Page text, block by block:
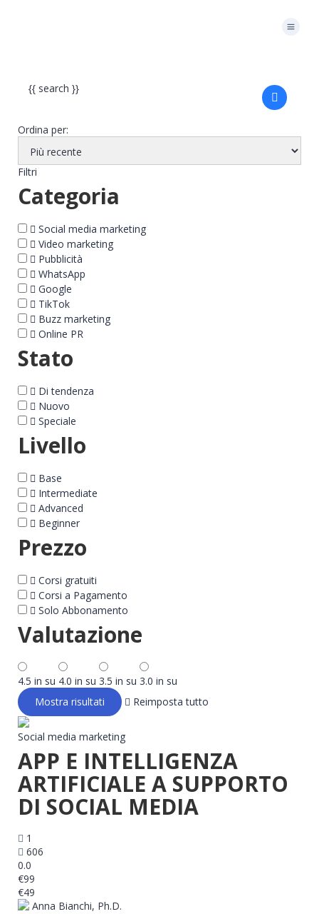
{{ search }}
Ordina per:
Filtri
Categoria
Social media marketing
Video marketing
Pubblicità
WhatsApp
Google
TikTok
Buzz marketing
Online PR
Stato
Di tendenza
Nuovo
Speciale
Livello
Base
Intermediate
Advanced
Beginner
Prezzo
Corsi gratuiti
Corsi a Pagamento
Solo Abbonamento
Valutazione
4.5 in su 4.0 in su 3.5 in su 3.0 in su
Reimposta tutto
Social media marketing
APP E INTELLIGENZA
ARTIFICIALE A SUPPORTO
DI SOCIAL MEDIA
1
606
0.0
€99
€49
Anna Bianchi, Ph.D.